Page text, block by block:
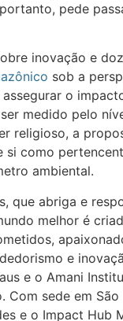
pede
inovação e
sob a
o
medido pelo
religioso, a
si como
ambiental.
que abriga e
melhor é
e
e o Amani
sede em
e o Impact Hub